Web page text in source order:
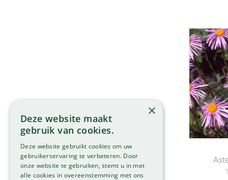
×
Deze website maakt
gebruik van cookies.
Deze website gebruikt cookies om uw
gebruikerservaring te verbeteren. Door
onze website te gebruiken, stemt u in met
alle cookies in overeenstemming met ons